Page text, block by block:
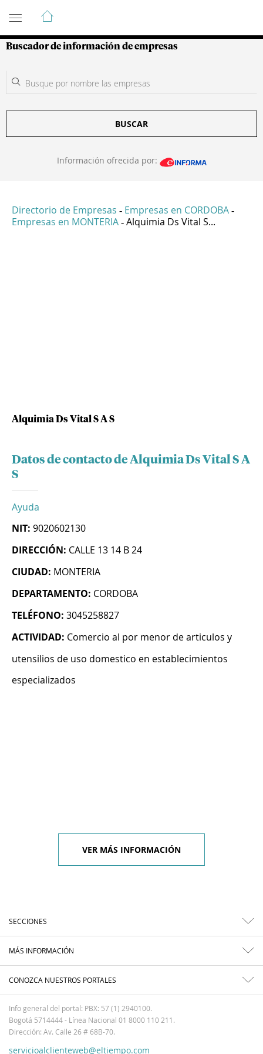
Guía de Empresas Colombianas
Buscador de información de empresas
BUSCAR
Información ofrecida por:
Directorio de Empresas - Empresas en CORDOBA -
Empresas en MONTERIA - Alquimia Ds Vital S...
Alquimia Ds Vital S A S
Datos de contacto de Alquimia Ds Vital S A
S
Ayuda
NIT: 9020602130
DIRECCIÓN: CALLE 13 14 B 24
CIUDAD: MONTERIA
DEPARTAMENTO: CORDOBA
TELÉFONO: 3045258827
ACTIVIDAD: Comercio al por menor de articulos y
utensilios de uso domestico en establecimientos
especializados
VER MÁS INFORMACIÓN
SECCIONES
MÁS INFORMACIÓN
CONOZCA NUESTROS PORTALES
Info general del portal: PBX: 57 (1) 2940100.
Bogotá 5714444 - Línea Nacional 01 8000 110 211.
Dirección: Av. Calle 26 # 68B-70.
servicioalclienteweb@eltiempo.com